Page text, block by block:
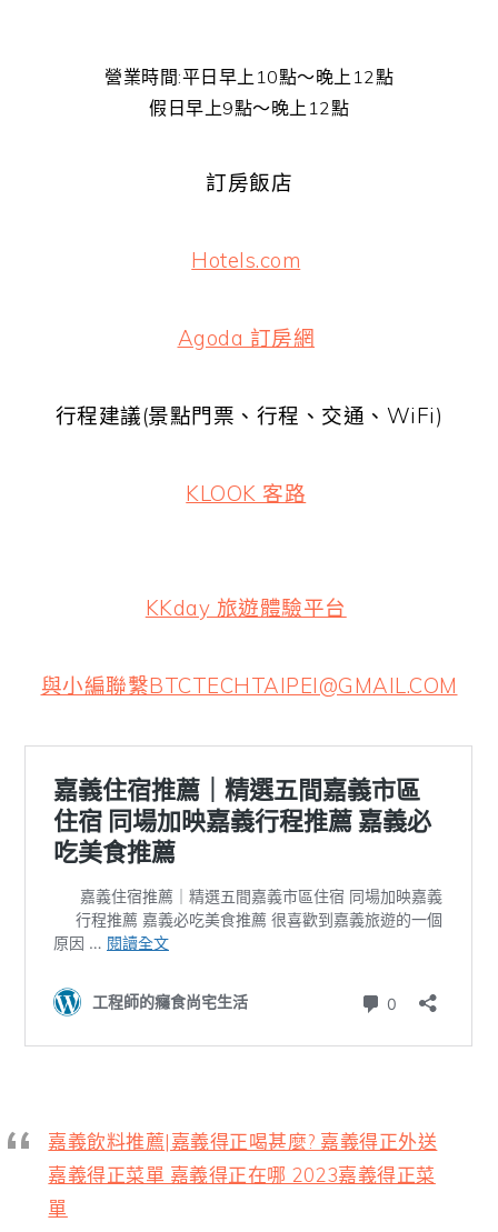
營業時間:平日早上10點～晚上12點
假日早上9點～晚上12點
訂房飯店
Hotels.com
Agoda 訂房網
行程建議(景點門票、行程、交通、WiFi)
KLOOK 客路
KKday 旅遊體驗平台
與小編聯繫BTCTECHTAIPEI@GMAIL.COM
嘉義飲料推薦|嘉義得正喝甚麼? 嘉義得正外送
嘉義得正菜單 嘉義得正在哪 2023嘉義得正菜
單